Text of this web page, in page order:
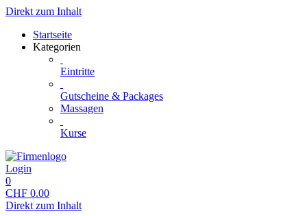
Direkt zum Inhalt
Startseite
Kategorien
Eintritte
Gutscheine & Packages
Massagen
Kurse
Login
0
CHF 0.00
Direkt zum Inhalt